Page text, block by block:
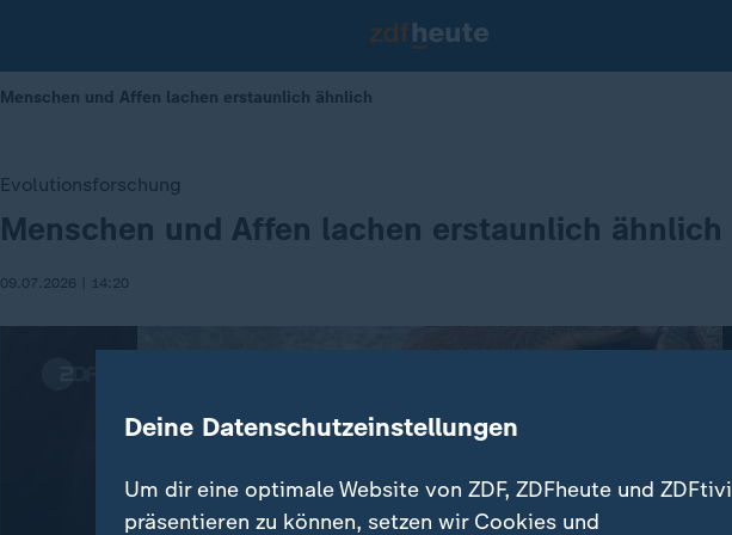
Menschen und Affen lachen erstaunlich ähnlich
Evolutionsforschung
:Menschen und Affen lachen erstaunlich ähnlich
09.07.2026 | 14:20
Deine Datenschutzeinstellungen
Um dir eine optimale Website von ZDF, ZDFheute und ZDFtivi
präsentieren zu können, setzen wir Cookies und